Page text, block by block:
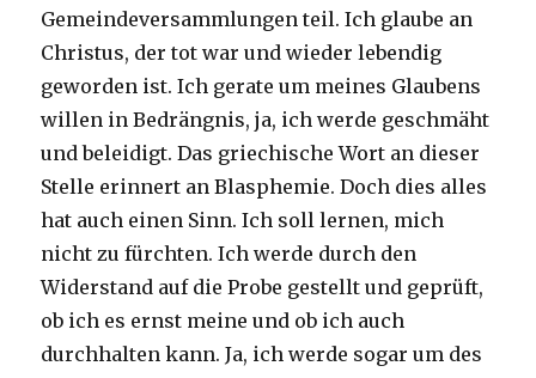
Gemeindeversammlungen teil. Ich glaube an
Christus, der tot war und wieder lebendig
geworden ist. Ich gerate um meines Glaubens
willen in Bedrängnis, ja, ich werde geschmäht
und beleidigt. Das griechische Wort an dieser
Stelle erinnert an Blasphemie. Doch dies alles
hat auch einen Sinn. Ich soll lernen, mich
nicht zu fürchten. Ich werde durch den
Widerstand auf die Probe gestellt und geprüft,
ob ich es ernst meine und ob ich auch
durchhalten kann. Ja, ich werde sogar um des